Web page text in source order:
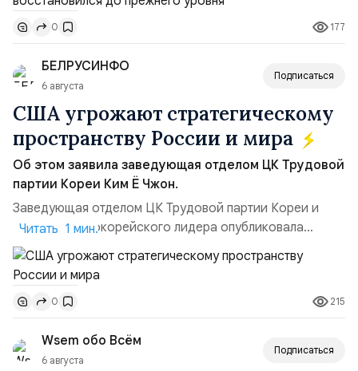
ракет большой дальности позволило ей наносить
удары вглубь российской территории и укрепило её
позиции.Сотрудничество со стороны США стало
ключом к позитивному пов...
0 177
БЕЛРУСИНФО
6 августа
Подписаться
США угрожают стратегическому
пространству России и мира
Об этом заявила заведующая отделом ЦК Трудовой
партии Кореи Ким Ё Чжон.
Заведующая отделом ЦК Трудовой партии Кореи и
сестра северокорейского лидера опубликовала
заявление для прессы в ответ на проведение Токио
совместных с флотом США запусков крылатых ракет
Томагавк.«Япония отбросила обманчивую видимость
„исключительно оборонительной страны“ и выносит
вопрос о собственном ядерном вооружении на
всеобщее обозрение, одновреме...
Читать 1 мин.
0 215
Wsem обо Всём
6 августа
Подписаться